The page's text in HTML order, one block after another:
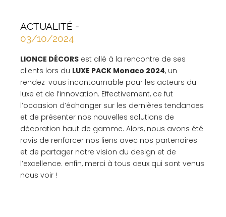
ACTUALITÉ -
03/10/2024
LIONCE DÉCORS est allé à la rencontre de ses
clients lors du LUXE PACK Monaco 2024, un
rendez-vous incontournable pour les acteurs du
luxe et de l’innovation. Effectivement, ce fut
l’occasion d’échanger sur les dernières tendances
et de présenter nos nouvelles solutions de
décoration haut de gamme. Alors, nous avons été
ravis de renforcer nos liens avec nos partenaires
et de partager notre vision du design et de
l’excellence. enfin, merci à tous ceux qui sont venus
nous voir !